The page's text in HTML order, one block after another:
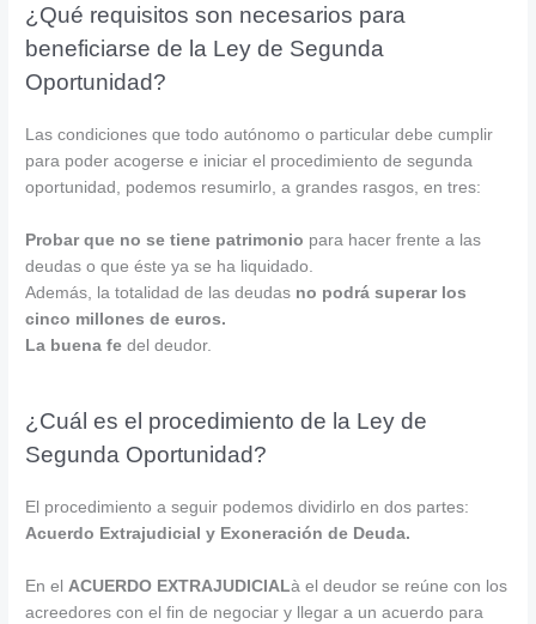
¿Qué requisitos son necesarios para
beneficiarse de la Ley de Segunda
Oportunidad?
Las condiciones que todo autónomo o particular debe cumplir
para poder acogerse e iniciar el procedimiento de segunda
oportunidad, podemos resumirlo, a grandes rasgos, en tres:
Probar que no se tiene patrimonio para hacer frente a las
deudas o que éste ya se ha liquidado.
Además, la totalidad de las deudas no podrá superar los
cinco millones de euros.
La buena fedel deudor.
¿Cuál es el procedimiento de la Ley de
Segunda Oportunidad?
El procedimiento a seguir podemos dividirlo en dos partes:
Acuerdo Extrajudicial y Exoneración de Deuda.
En elACUERDO EXTRAJUDICIALà el deudor se reúne con los
acreedores con el fin de negociar y llegar a un acuerdo para